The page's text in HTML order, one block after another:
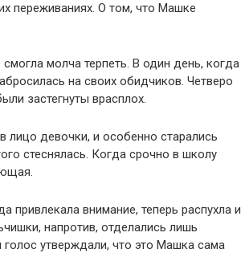
переживаниях. О том, что Машке
молча терпеть. В один день, когда
на своих обидчиков. Четверо
застегнуты врасплох.
лицо девочки, и особенно старались
стеснялась. Когда срочно в школу
привлекала внимание, теперь распухла и
напротив, отделались лишь
утверждали, что это Машка сама